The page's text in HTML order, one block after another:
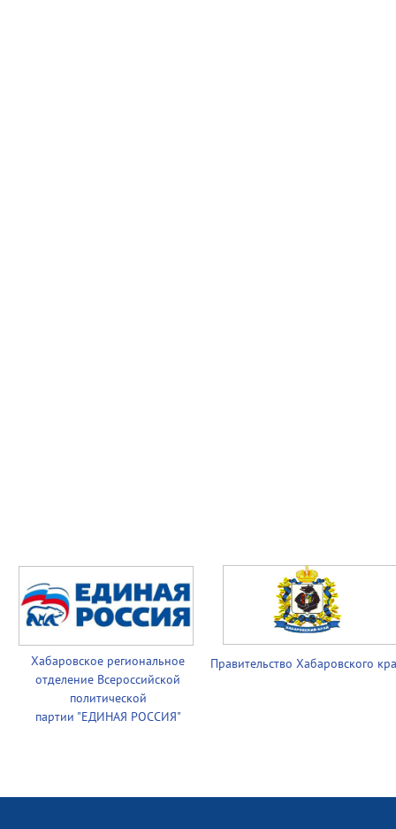
Хабаровское региональное
отделение Всероссийской
политической
партии "ЕДИНАЯ РОССИЯ"
Правительство Хабаровского